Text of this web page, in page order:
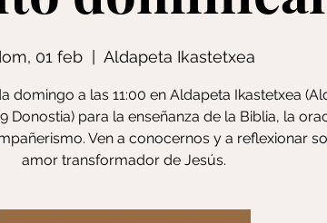
01 feb Aldapeta Ikastetxea
domingo a las 11:00 en Aldapeta Ikastetxea
Donostia) para la enseñanza de la Biblia, la
Ven a conocernos y a reflexionar
amor transformador de Jesús.